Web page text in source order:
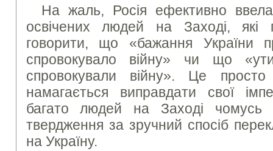
На жаль, Росія ефективно
освічених людей на Заході, які
говорити, що «бажання України
спровокувало війну» чи що
спровокували війну». Це
намагається виправдати свої
багато людей на Заході чомусь
твердження за зручний спосіб
на Україну.